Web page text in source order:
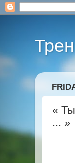
«
... »